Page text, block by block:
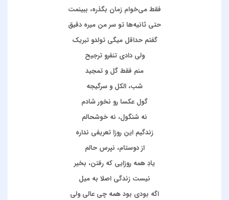
فقط می‌خوام زمان بگذره، ببینمت
حتی ثانیه‌ها تو سر من میره دقیق
گفتم حداقل میگی تولدو تبریک
ولی دادی تنفرو ترجیح
منم فقط گل و تمجید
شب، الکل و سرگیجه
گول عکسا رو نخور شادم
نه شنگول، نه خوشحالم
زندگیم این روزا تعریفی نداره
از دوستام، نپرس حالم
یادِ همه روزایی که رفتن، بخیر
نیست زندگی اصلا به میل
اگه بودی بود همه چی عالی ولی